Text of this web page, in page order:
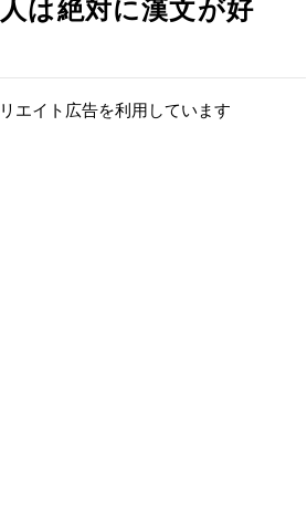
は絶対に漢文が好
エイト広告を利用しています